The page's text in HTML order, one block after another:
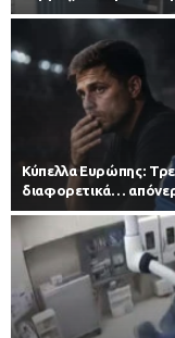
Κύπελλα Ευρώπης:
διαφορετικά…